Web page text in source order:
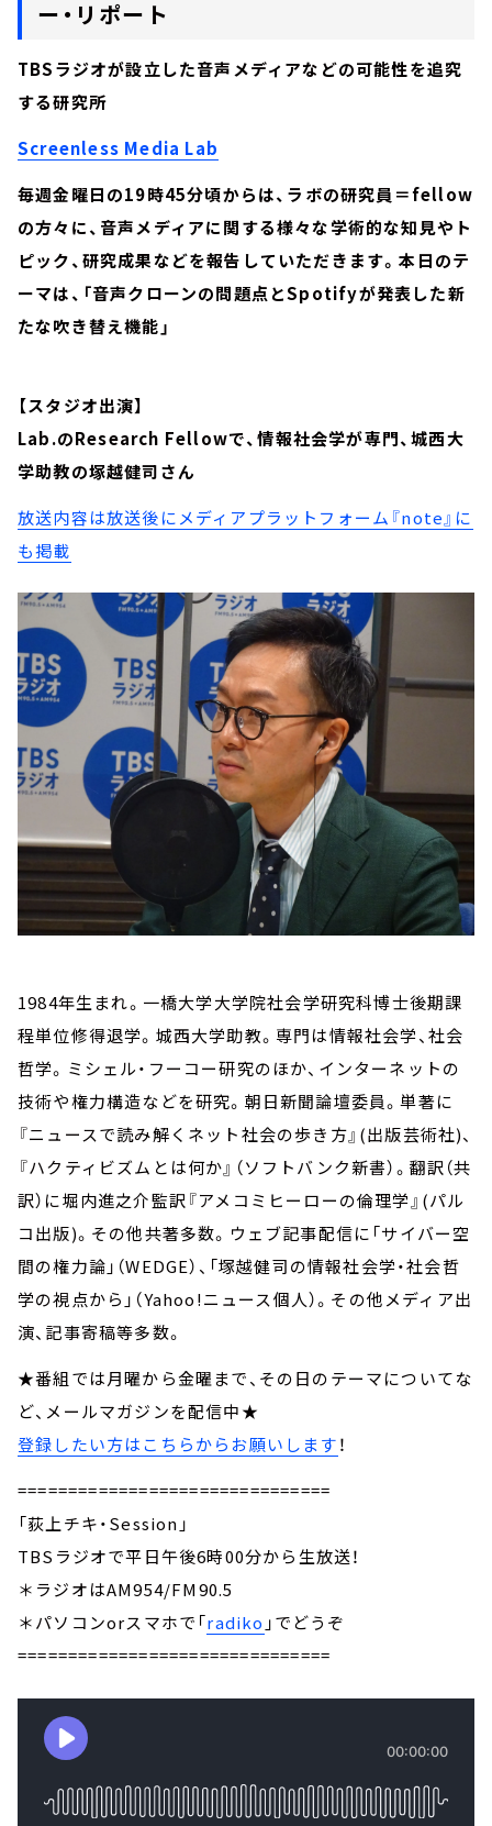
ー・リポート
TBSラジオが設立した音声メディアなどの可能性を追究
する研究所
Screenless Media Lab
毎週金曜日の19時45分頃からは、ラボの研究員＝fellow
の方々に、音声メディアに関する様々な学術的な知見やト
ピック、研究成果などを報告していただきます。本日のテ
ーマは、「音声クローンの問題点とSpotifyが発表した新
たな吹き替え機能」
【スタジオ出演】
Lab.のResearch Fellowで、情報社会学が専門、城西大
学助教の塚越健司さん
放送内容は放送後にメディアプラットフォーム『note』に
も掲載
1984年生まれ。一橋大学大学院社会学研究科博士後期課
程単位修得退学。城西大学助教。専門は情報社会学、社会
哲学。ミシェル・フーコー研究のほか、インターネットの
技術や権力構造などを研究。朝日新聞論壇委員。単著に
『ニュースで読み解くネット社会の歩き方』(出版芸術社)、
『ハクティビズムとは何か』（ソフトバンク新書）。翻訳（共
訳）に堀内進之介監訳『アメコミヒーローの倫理学』(パル
コ出版)。その他共著多数。ウェブ記事配信に「サイバー空
間の権力論」（WEDGE）、「塚越健司の情報社会学・社会哲
学の視点から」（Yahoo!ニュース個人）。その他メディア出
演、記事寄稿等多数。
★番組では月曜から金曜まで、その日のテーマについてな
ど、メールマガジンを配信中★
登録したい方はこちらからお願いします！
===============================
「荻上チキ・Session」
TBSラジオで平日午後6時00分から生放送！
＊ラジオはAM954/FM90.5
＊パソコンorスマホで「radiko 」でどうぞ
===============================